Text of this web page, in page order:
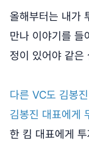
올해부터는 내가
만나 이야기를 들
정이 있어야 같은
다른 VC도 김봉
김봉진 대표에게
한 킴 대표에게